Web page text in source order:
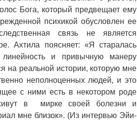
Бога, который предвещает ему
психикой обусловлен ее
связь не является
Ахтила поясняет: «Я старалась
и привычную манеру
на реальной истории, которую мне
неполноценных людей, и это
с ними есть в некотором роде
в мирке своей болезни и
мне близок». (Из интервью Эйи-